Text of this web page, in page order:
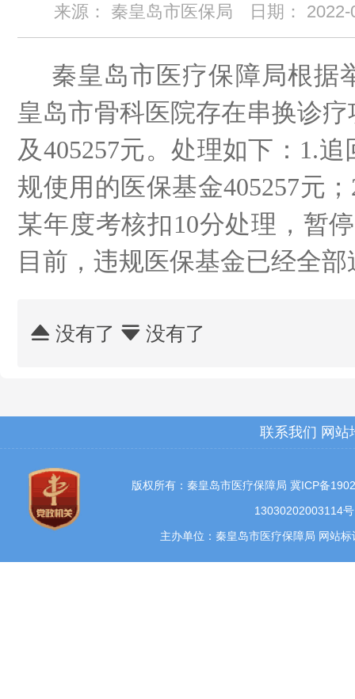
来源： 秦皇岛市医保局 日期：
秦皇岛市医疗保障局根据
皇岛市骨科医院存在串换诊
及 405257元。处理如下：1.
规使用的医保基金405257元
某年度考核扣10分处理，暂
目前，违规医保基金已经全部
 没有了  没有了
联系我们 网站
版权所有：秦皇岛市医疗保障局 冀ICP备
13030202003114号
主办单位：秦皇岛市医疗保障局 网站